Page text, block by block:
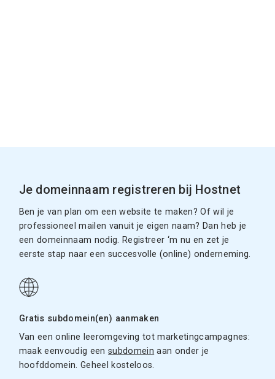
Je domeinnaam registreren bij Hostnet
Ben je van plan om een website te maken? Of wil je
professioneel mailen vanuit je eigen naam? Dan heb je
een domeinnaam nodig. Registreer ‘m nu en zet je
eerste stap naar een succesvolle (online) onderneming.
Gratis subdomein(en) aanmaken
Van een online leeromgeving tot marketingcampagnes:
maak eenvoudig eensubdomein aan onder je
hoofddomein. Geheel kosteloos.